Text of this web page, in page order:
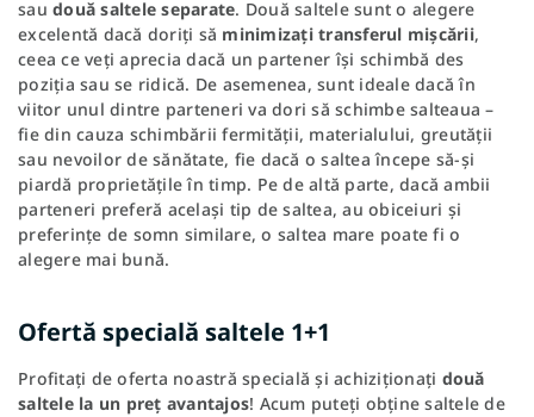
sau două saltele separate. Două saltele sunt o alegere
excelentă dacă doriți să minimizați transferul mișcării,
ceea ce veți aprecia dacă un partener își schimbă des
poziția sau se ridică. De asemenea, sunt ideale dacă în
viitor unul dintre parteneri va dori să schimbe salteaua –
fie din cauza schimbării fermității, materialului, greutății
sau nevoilor de sănătate, fie dacă o saltea începe să-și
piardă proprietățile în timp. Pe de altă parte, dacă ambii
parteneri preferă același tip de saltea, au obiceiuri și
preferințe de somn similare, o saltea mare poate fi o
alegere mai bună.
Ofertă specială saltele 1+1
Profitați de oferta noastră specială și achiziționați două
saltele la un preț avantajos! Acum puteți obține saltele de